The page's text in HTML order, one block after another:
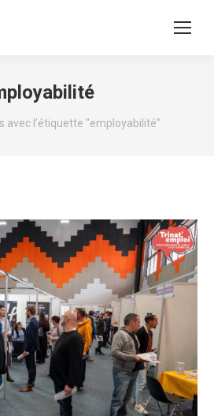
avec l’étiquette "employabilité"